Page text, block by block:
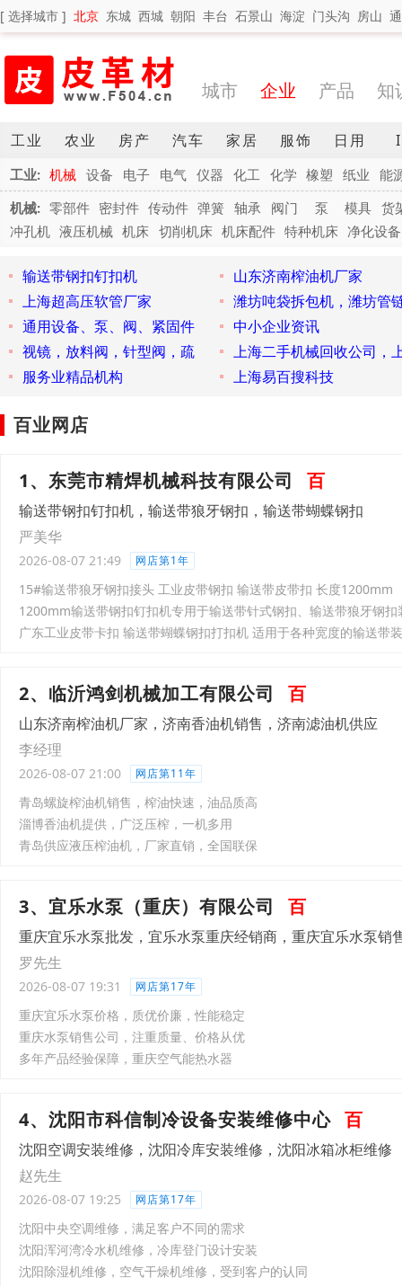
[ 选择城市 ] 北京 东城 西城 朝阳 丰台 石景山 海淀 门头沟 房山
城市 企业 产品 知
工业 农业 房产 汽车 家居 服饰 日用
工业: 机械 设备 电子 电气 仪器 化工 化学 橡塑 纸业
能
机械: 零部件 密封件 传动件 弹簧 轴承 阀门 泵 模具 货
冲孔机 液压机械 机床 切削机床 机床配件 特种机床 净化设备
输送带钢扣钉扣机
山东济南榨油机厂家
上海超高压软管厂家
潍坊吨袋拆包机，潍坊管
通用设备、泵、阀、紧固件
中小企业资讯
视镜，放料阀，针型阀，疏
上海二手机械回收公司，
服务业精品机构
上海易百搜科技
百业网店
1、东莞市精焊机械科技有限公司 百
输送带钢扣钉扣机，输送带狼牙钢扣，输送带蝴蝶钢扣
严美华
2026-08-07 21:49 网店第1年
15#输送带狼牙钢扣接头 工业皮带钢扣 输送带皮带扣 长度1200mm
1200mm输送带钢扣钉扣机专用于输送带针式钢扣、输送带狼牙钢扣
广东工业皮带卡扣 输送带蝴蝶钢扣打扣机 适用于各种宽度的输送带
2、临沂鸿剑机械加工有限公司 百
山东济南榨油机厂家，济南香油机销售，济南滤油机供应
李经理
2026-08-07 21:00 网店第11年
青岛螺旋榨油机销售，榨油快速，油品质高
淄博香油机提供，广泛压榨，一机多用
青岛供应液压榨油机，厂家直销，全国联保
3、宜乐水泵（重庆）有限公司 百
重庆宜乐水泵批发，宜乐水泵重庆经销商，重庆宜乐水泵销
罗先生
2026-08-07 19:31 网店第17年
重庆宜乐水泵价格，质优价廉，性能稳定
重庆水泵销售公司，注重质量、价格从优
多年产品经验保障，重庆空气能热水器
4、沈阳市科信制冷设备安装维修中心 百
沈阳空调安装维修，沈阳冷库安装维修，沈阳冰箱冰柜维修
赵先生
2026-08-07 19:25 网店第17年
沈阳中央空调维修，满足客户不同的需求
沈阳浑河湾冷水机维修，冷库登门设计安装
沈阳除湿机维修，空气干燥机维修，受到客户的认同